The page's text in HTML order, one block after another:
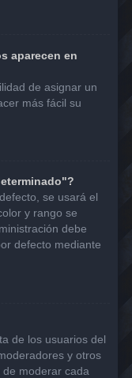
aparecen en
de asignar un
más fácil su
se usará el
y rango se
debe
defecto mediante
de los usuarios del
y otros
moderar cada